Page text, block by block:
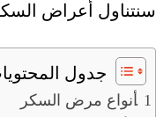
سنتناول أعراض
جدول
أنواع مرض السكر